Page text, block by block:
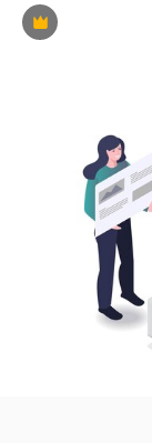
Премиум